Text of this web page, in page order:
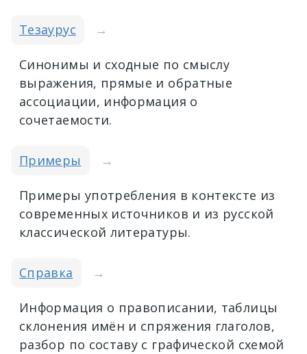
Тезаурус →
Синонимы и сходные по смыслу
выражения, прямые и обратные
ассоциации, информация о
сочетаемости.
Примеры →
Примеры употребления в контексте из
современных источников и из русской
классической литературы.
Справка →
Информация о правописании, таблицы
склонения имён и спряжения глаголов,
разбор по составу с графической схемой